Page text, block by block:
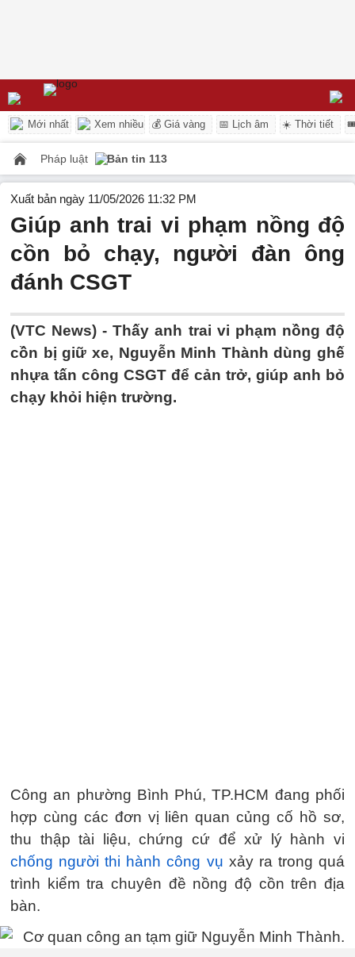
Mới nhất Xem nhiều 💰 Giá vàng 📅 Lịch âm ☀️ Thời tiết
Pháp luật Bản tin 113
Xuất bản ngày 11/05/2026 11:32 PM
Giúp anh trai vi phạm nồng độ
cồn bỏ chạy, người đàn ông
đánh CSGT
(VTC News) -Thấy anh trai vi phạm nồng độ
cồn bị giữ xe, Nguyễn Minh Thành dùng ghế
nhựa tấn công CSGT để cản trở, giúp anh bỏ
chạy khỏi hiện trường.
Công an phường Bình Phú, TP.HCM đang phối
hợp cùng các đơn vị liên quan củng cố hồ sơ,
thu thập tài liệu, chứng cứ để xử lý hành vi
chống người thi hành công vụ xảy ra trong quá
trình kiểm tra chuyên đề nồng độ cồn trên địa
bàn.